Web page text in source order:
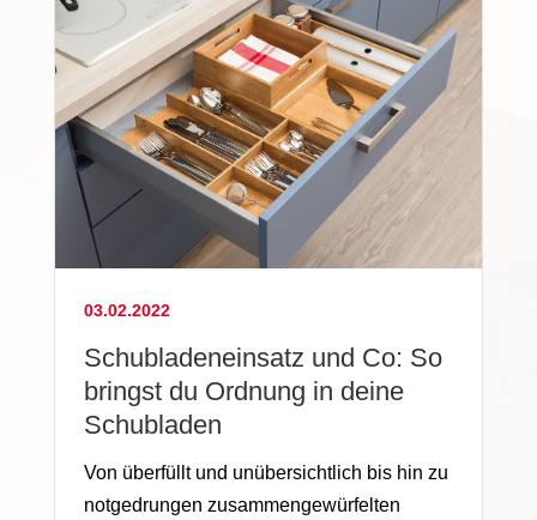
03.02.2022
Schubladeneinsatz und Co: So
bringst du Ordnung in deine
Schubladen
Von überfüllt und unübersichtlich bis hin zu
notgedrungen zusammengewürfelten